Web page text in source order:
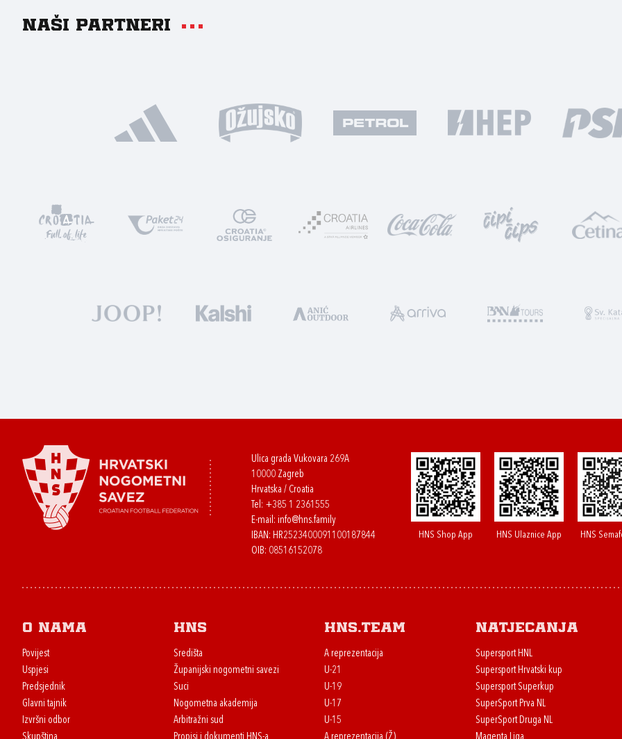
Naši partneri
Ulica grada Vukovara 269A
10000 Zagreb
Hrvatska / Croatia
Tel: +385 1 2361555
E-mail: info@hns.family
IBAN: HR2523400091100187844
OIB: 08516152078
HNS Shop App HNS Ulaznice App HNS
O nama
Povijest
Uspjesi
Predsjednik
Glavni tajnik
Izvršni odbor
Skupština
HNS
Središta
Županijski nogometni savezi
Suci
Nogometna akademija
Arbitražni sud
Propisi i dokumenti HNS-a
HNS.team
A reprezentacija
U-21
U-19
U-17
U-15
A reprezentacija (Ž)
Natjecanja
Supersport HNL
Supersport Hrvatski kup
Supersport Superkup
SuperSport Prva NL
SuperSport Druga NL
Magenta Liga